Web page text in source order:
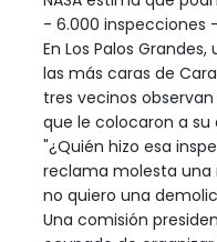
- 6.000 inspecciones -
En Los Palos
las más caras de
tres vecinos
que le colocaron a su
"¿Quién hizo esa
reclama molesta una
no quiero una
Una comisión